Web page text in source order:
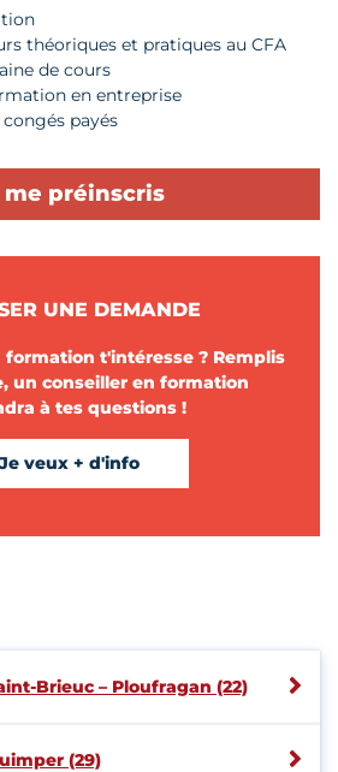
théoriques et pratiques au CFA
de cours
en entreprise
payés
me préinscris
UNE DEMANDE
formation t'intéresse ? Remplis
un conseiller en formation
à tes questions !
Je veux + d'info
Brieuc – Ploufragan (22)
(29)